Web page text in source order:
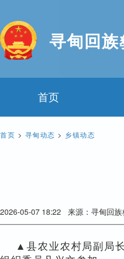
寻甸回
首页
首页 > 寻甸动态 > 乡镇动态
2026-05-07 18:22 来源：寻甸回
▲ 县农业农村局副局